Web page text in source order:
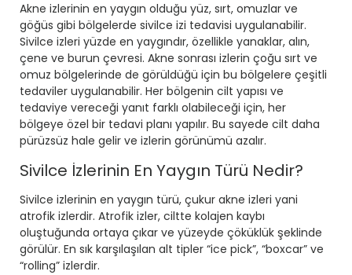
Akne izlerinin en yaygın olduğu yüz, sırt, omuzlar ve
göğüs gibi bölgelerde sivilce izi tedavisi uygulanabilir.
Sivilce izleri yüzde en yaygındır, özellikle yanaklar, alın,
çene ve burun çevresi. Akne sonrası izlerin çoğu sırt ve
omuz bölgelerinde de görüldüğü için bu bölgelere çeşitli
tedaviler uygulanabilir. Her bölgenin cilt yapısı ve
tedaviye vereceği yanıt farklı olabileceği için, her
bölgeye özel bir tedavi planı yapılır. Bu sayede cilt daha
pürüzsüz hale gelir ve izlerin görünümü azalır.
Sivilce İzlerinin En Yaygın Türü Nedir?
Sivilce izlerinin en yaygın türü, çukur akne izleri yani
atrofik izlerdir. Atrofik izler, ciltte kolajen kaybı
oluştuğunda ortaya çıkar ve yüzeyde çöküklük şeklinde
görülür. En sık karşılaşılan alt tipler “ice pick”, “boxcar” ve
“rolling” izlerdir.